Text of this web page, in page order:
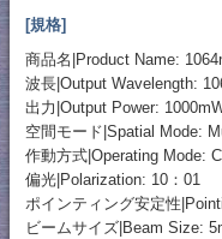
[規格]
商品名|Product Name:
波長|Output Wavelength:
出力|Output Power:
空間モード|Spatial Mode:
作動方式|Operating Mode:
偏光|Polarization: 10：01
ポインティング安定性
ビームサイズ|Beam Size: